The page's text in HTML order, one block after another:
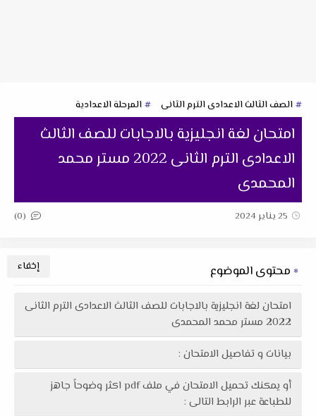
الصف الثالث الاعدادى الترم الثانى المرحلة الاعدادية
امتحان لغة انجليزية بالاجابات للصف الثالث
الاعدادى الترم الثانى 2022 مستر محمد
المحمدى
25 يناير 2024 (0)
محتوى الموضوع
امتحان لغة انجليزية بالاجابات للصف الثالث الاعدادى الترم الثانى
2022 مستر محمد المحمدى
بيانات و تفاصيل الامتحان :
أو يمكنك تحميل الامتحان في ملف pdf اكثر وضوحاً جاهز
للطباعة عبر الرابط التالى :